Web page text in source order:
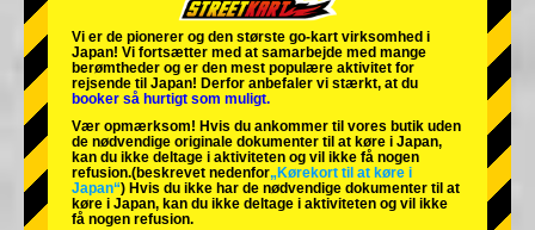
Tokyo Akihabara#2
Tokyo Shibuya Annex Tokyo Bay
Tokyo Asakusa Osaka
Okinawa
Vi er de pionerer og den største go-kart virksomhed i
Japan! Vi fortsætter med at samarbejde med mange
berømtheder og er den mest populære aktivitet for
rejsende til Japan! Derfor anbefaler vi stærkt, at du
booker så hurtigt som muligt.
Vær opmærksom! Hvis du ankommer til vores butik uden
de nødvendige originale dokumenter til at køre i Japan,
kan du ikke deltage i aktiviteten og vil ikke få nogen
refusion.(beskrevet nedenfor„Kørekort til at køre i
Japan“) Hvis du ikke har de nødvendige dokumenter til at
køre i Japan, kan du ikke deltage i aktiviteten og vil ikke
få nogen refusion.